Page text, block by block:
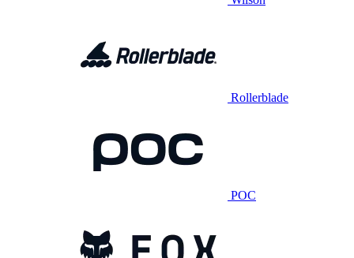
Rollerblade
POC